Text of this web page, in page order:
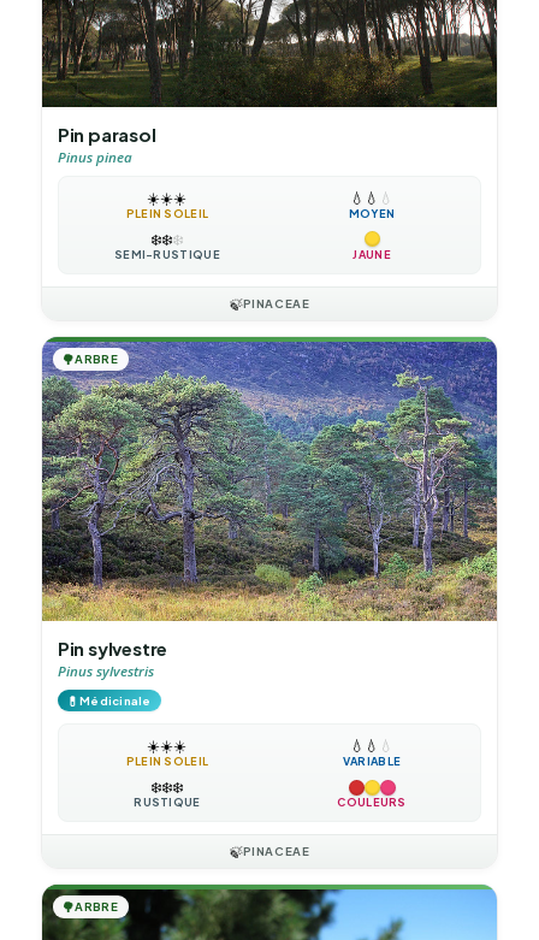
Pin parasol
Pinus pinea
☀️☀️☀️
PLEIN SOLEIL
💧 💧 💧
MOYEN
❄️❄️❄️
SEMI-RUSTIQUE JAUNE
🍃PINACEAE
🌳ARBRE
Pin sylvestre
Pinus sylvestris
💊Médicinale
☀️☀️☀️
PLEIN SOLEIL
💧 💧 💧
VARIABLE
❄️❄️❄️
RUSTIQUE COULEURS
🍃PINACEAE
🌳ARBRE